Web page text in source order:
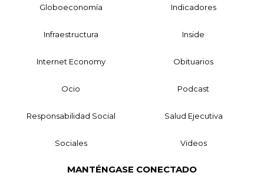
Globoeconomía Indicadores
Infraestructura Inside
Internet Economy Obituarios
Ocio Podcast
Responsabilidad Social Salud Ejecutiva
Sociales Videos
MANTÉNGASE CONECTADO